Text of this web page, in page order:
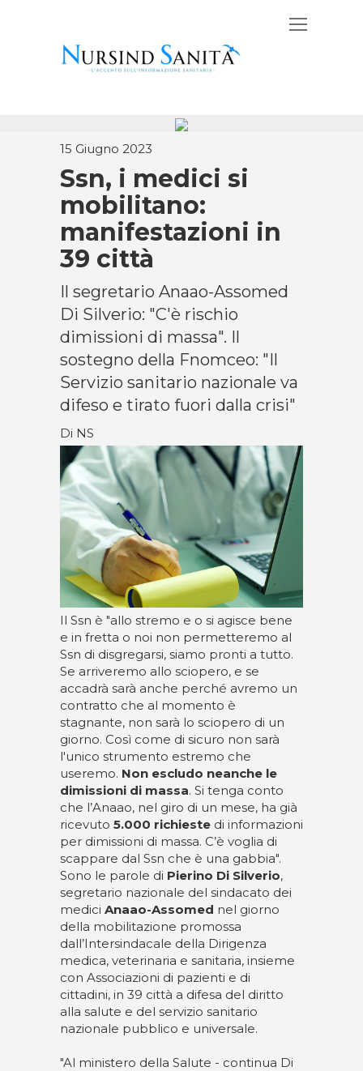
15 Giugno 2023
Ssn, i medici si
mobilitano:
manifestazioni in
39 città
Il segretario Anaao-Assomed
Di Silverio: "C'è rischio
dimissioni di massa". Il
sostegno della Fnomceo: "Il
Servizio sanitario nazionale va
difeso e tirato fuori dalla crisi"
Di NS
Il Ssn è "allo stremo e o si agisce bene
e in fretta o noi non permetteremo al
Ssn di disgregarsi, siamo pronti a tutto.
Se arriveremo allo sciopero, e se
accadrà sarà anche perché avremo un
contratto che al momento è
stagnante, non sarà lo sciopero di un
giorno. Così come di sicuro non sarà
l'unico strumento estremo che
useremo. Non escludo neanche le
dimissioni di massa. Si tenga conto
che l’Anaao, nel giro di un mese, ha già
ricevuto 5.000 richieste di informazioni
per dimissioni di massa. C’è voglia di
scappare dal Ssn che è una gabbia".
Sono le parole di Pierino Di Silverio,
segretario nazionale del sindacato dei
medici Anaao-Assomed nel giorno
della mobilitazione promossa
dall’Intersindacale della Dirigenza
medica, veterinaria e sanitaria, insieme
con Associazioni di pazienti e di
cittadini, in 39 città a difesa del diritto
alla salute e del servizio sanitario
nazionale pubblico e universale.
"Al ministero della Salute - continua Di